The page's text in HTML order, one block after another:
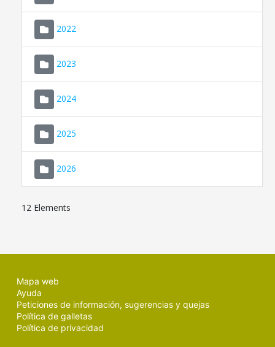
2022
2023
2024
2025
2026
12 Elements
Mapa web
Ayuda
Peticiones de información, sugerencias y quejas
Política de galletas
Política de privacidad